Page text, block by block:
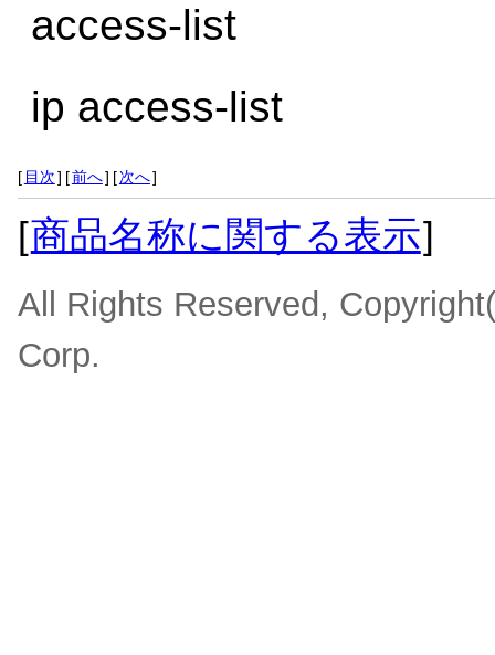
access-list
ip access-list
[ 目次] [前へ] [次へ]
[商品名称に関する表示]
All Rights Reserved,
Corp.